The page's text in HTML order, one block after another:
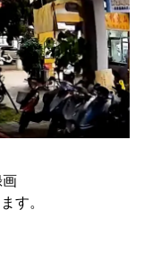
画
す。